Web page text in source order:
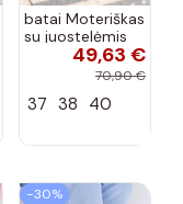
batai Moteriškas
su juostelėmis
su lako efektu
bordo spalvos
49,63 €
70,90 €
37 38 40
−30%